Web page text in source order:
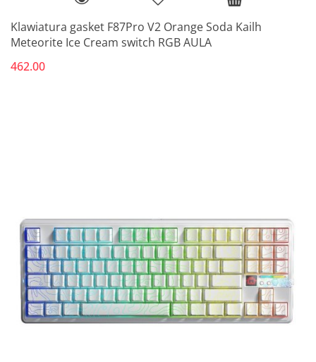
Klawiatura gasket F87Pro V2 Orange Soda Kailh
Meteorite Ice Cream switch RGB AULA
462.00